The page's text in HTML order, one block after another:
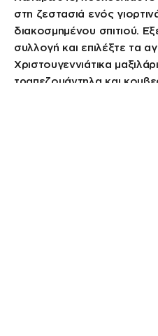
στη ζεστασιά ενός
διακοσμημένου σπιτιού.
συλλογή και επιλέξτε τα
Χριστουγεννιάτικα
τραπεζομάντηλα και